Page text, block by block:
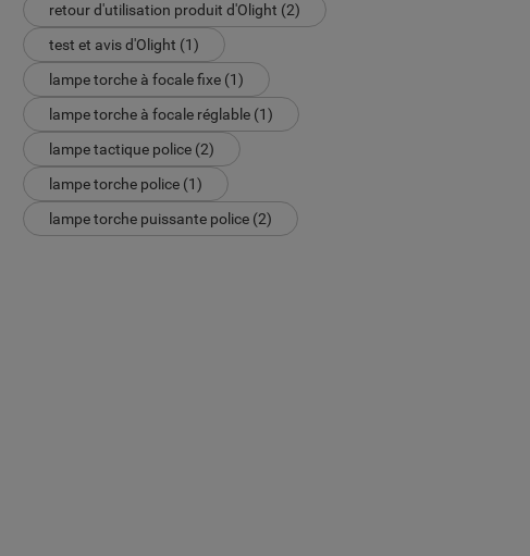
retour d'utilisation produit d'Olight (2)
test et avis d'Olight (1)
lampe torche à focale fixe (1)
lampe torche à focale réglable (1)
lampe tactique police (2)
lampe torche police (1)
lampe torche puissante police (2)